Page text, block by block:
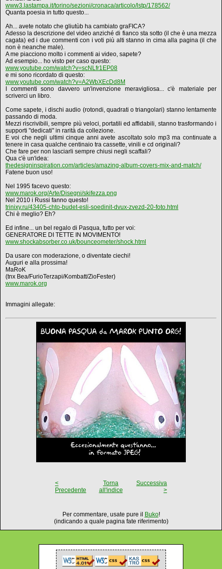
www3.lastampa.it/torino/sezioni/cronaca/articolo/lstp/178562/
Quanta poesia in tutto questo...
Ah... avete notato che gliutùb ha cambiato graFICA?
Adesso la descrizione del video anziché di fianco sta sotto (il che è una mezza
cagata) ed i due commenti con i voti più alti stanno in cima alla pagina (il che
non è neanche male).
A me piacciono molto i commenti ai video, sapete?
Ad esempio... ho visto per caso questo:
www.youtube.com/watch?v=scNLfr1EP08
e mi sono ricordato di questo:
www.youtube.com/watch?v=A2WbXEcDd8M
I commenti sono davvero un'invenzione meravigliosa... c'è materiale per
scriverci un libro.
Come sapete, i dischi audio (rotondi, quadrati o triangolari) stanno lentamente
passando di moda.
Mezzi riscrivibili, sempre più veloci, portatili ed affidabili, stanno trasformando i
supporti "dedicati" in rarità da collezione.
E voi che negli ultimi cinque anni avete ascoltato solo mp3 ma continuate a
tenere in casa qualche centinaio tra cassette, vinili e cd originali?
Che fare per non lasciarli sempre chiusi negli scaffali?
Qua c'è un'idea:
thedesigninspiration.com/articles/amazing-album-covers-mix-and-match/
Fatene buon uso!
Nel 1995 facevo questo:
www.marok.org/Arte/Disegni/skifezza.png
Nel 2010 i Russi fanno questo!
trinixy.ru/43405-chto-budet-esli-soedinit-dvux-zvezd-20-foto.html
Chi è meglio? Eh?
Ed infine... un bel regalo di Pasqua, tutto per voi:
GENERATORE DI TETTE IN MOVIMENTO!
www.shockabsorber.co.uk/bounceometer/shock.html
Da usare con moderazione, o diventate ciechi!
Auguri e alla prossima!
MaRoK
(tnx Bea/FurioTerzapi/Kombatt/ZioFester)
www.marok.org
Immagini allegate:
<
Precedente
Torna
all'indice
Successiva
>
Per commentare, usate pure il Buko!
(indicando a quale pagina fate riferimento)